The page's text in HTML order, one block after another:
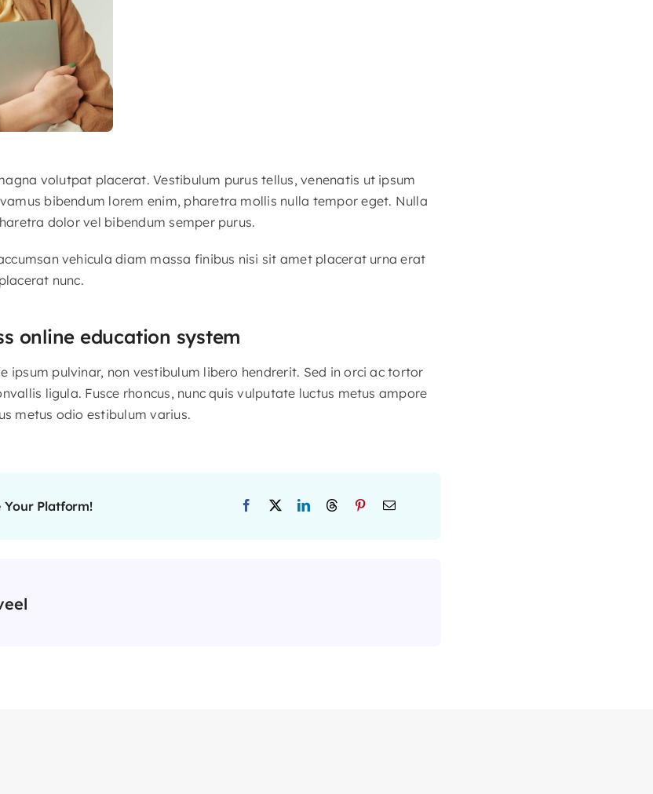
volutpat placerat. Vestibulum purus tellus, venenatis ut ipsum
bibendum lorem enim, pharetra mollis nulla tempor eget. Nulla
dolor vel bibendum semper purus.
vehicula diam massa finibus nisi sit amet placerat urna erat
nunc.
online education system
ipsum pulvinar, non vestibulum libero hendrerit. Sed in orci ac tortor
ligula. Fusce rhoncus, nunc quis vulputate luctus metus ampore
metus odio estibulum varius.
Your Platform!